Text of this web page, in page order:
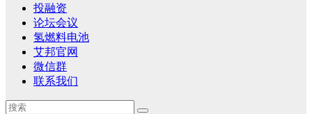
投融资
论坛会议
氢燃料电池
艾邦官网
微信群
联系我们